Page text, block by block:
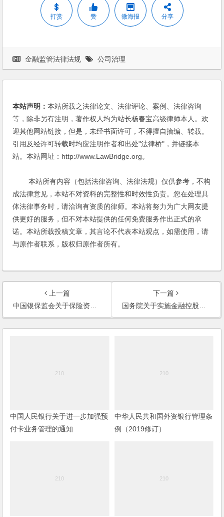
打赏 赞 微海报 分享
金融监管法律法规 公司治理
本站声明：本站所载之法律论文、法律评论、案例、法律咨询
等，除非另有注明，著作权人均为站长杨春宝高级律师本人。欢
迎其他网站链接，但是，未经书面许可，不得擅自摘编、转载。
引用及经许可转载时均应注明作者和出处"法律桥"，并链接本
站。本站网址：http://www.LawBridge.org。
本站所有内容（包括法律咨询、法律法规）仅供参考，不构
成法律意见，本站不对资料的完整性和时效性负责。您在处理具
体法律事务时，请洽询有资质的律师。本站将努力为广大网友提
供更好的服务，但不对本站提供的任何免费服务作出正式的承
诺。本站所载投稿文章，其言论不代表本站观点，如需使用，请
与原作者联系，版权归原作者所有。
上一篇
中国银保监会关于保险资金投资银行资本补充债券有关事项的通知
下一篇
国务院关于实施金融控股公司准入管理的决定
中国人民银行关于进一步加强预
付卡业务管理的通知
中华人民共和国外资银行管理条
例（2019修订）